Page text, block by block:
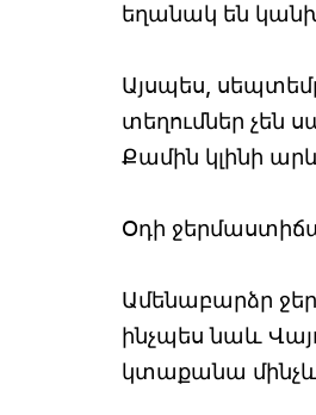
եղանակ են
Այսպես,
տեղումներ չեն
Քամին կլինի
Օդի
Ամենաբարձր
ինչպես նաև
կտաքանա մինչև